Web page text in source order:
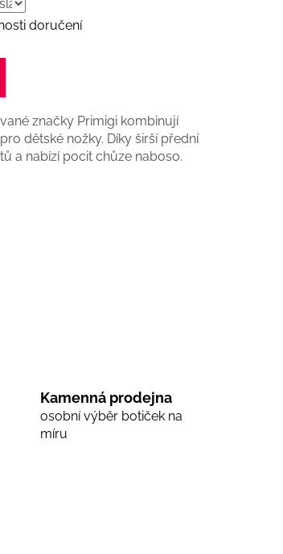
doručení
značky Primigi kombinují
dětské nožky. Díky širší přední
a nabízí pocit chůze naboso.
Kamenná prodejna
osobní výběr botiček na
míru